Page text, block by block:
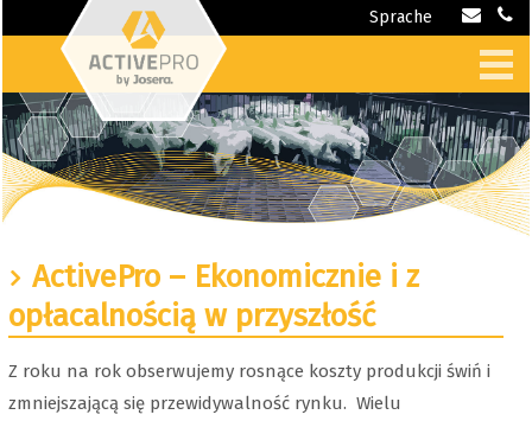
Sprache
ActivePro – Ekonomicznie i z
opłacalnością w przyszłość
Z roku na rok obserwujemy rosnące koszty produkcji świń i
zmniejszającą się przewidywalność rynku. Wielu